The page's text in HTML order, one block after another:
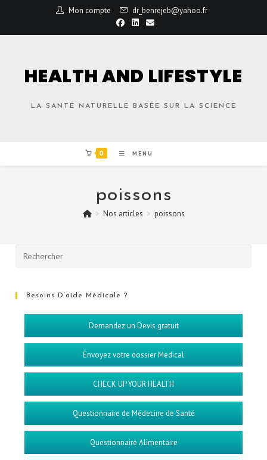
Mon compte dr_benrejeb@yahoo.fr
HEALTH AND LIFESTYLE
LA SANTÉ NATURELLE BASÉE SUR LA SCIENCE
0 MENU
poissons
> Nos articles > poissons
Besoins D’aide Médicale ?
Demandez un Devis gratuit
Envoyez votre dossier Medical
CHECK UP YOUR HEALTH
Questionnaire de Médecine de Santé
Questionnaire Alimentaire